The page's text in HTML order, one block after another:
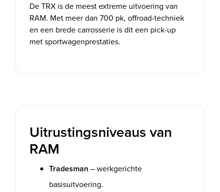
De TRX is de meest extreme uitvoering van
RAM. Met meer dan 700 pk, offroad-techniek
en een brede carrosserie is dit een pick-up
met sportwagenprestaties.
Uitrustingsniveaus van
RAM
Tradesman – werkgerichte
basisuitvoering.